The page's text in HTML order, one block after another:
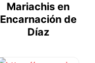
Mariachis en
Encarnación de
Díaz